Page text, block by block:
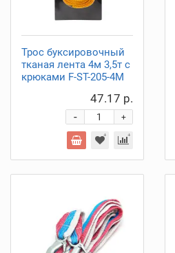
Трос буксировочный
тканая лента 4м 3,5т с
крюками F-ST-205-4M
47.17 р.
+
-